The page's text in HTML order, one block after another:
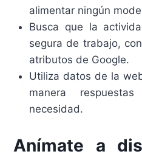
alimentar ningún
Busca que la
segura de trabajo,
atributos de Google.
Utiliza datos de la
manera
necesidad.
Anímate a